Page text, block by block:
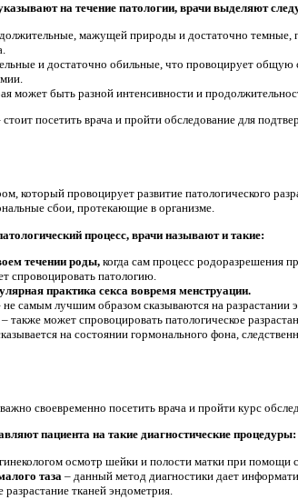
на течение патологии, врачи выделяют
мажущей природы и достаточно темные,
и достаточно обильные, что провоцирует общую
может быть разной интенсивности и
посетить врача и пройти обследование для
который провоцирует развитие патологического
сбои, протекающие в организме.
процесс, врачи называют и такие:
течении роды, когда сам процесс родоразрешения
спровоцировать патологию.
практика секса вовремя менструации.
не самым лучшим образом сказываются на разрастании
– также может спровоцировать патологическое
на состоянии гормонального фона,
своевременно посетить врача и пройти курс
пациента на такие диагностические процедуры:
осмотр шейки и полости матки при помощи
таза – данный метод диагностики дает
разрастание тканей эндометрия.